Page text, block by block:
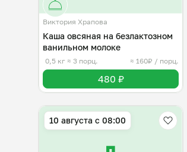
Виктория Храпова
Каша овсяная на безлактозном
ванильном молоке
0,5 кг ≈ 3 порц. ≈ 160₽ / порц.
480 ₽
10 августа с 08:00